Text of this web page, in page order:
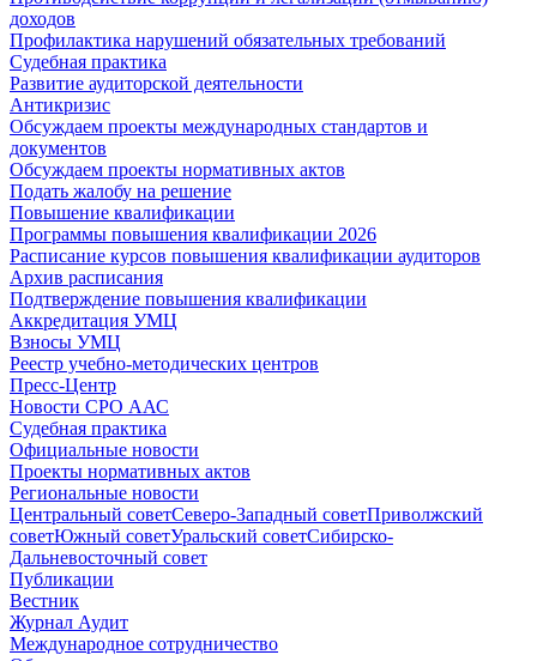
доходов
Профилактика нарушений обязательных требований
Судебная практика
Развитие аудиторской деятельности
Антикризис
Обсуждаем проекты международных стандартов и
документов
Обсуждаем проекты нормативных актов
Подать жалобу на решение
Повышение квалификации
Программы повышения квалификации 2026
Расписание курсов повышения квалификации аудиторов
Архив расписания
Подтверждение повышения квалификации
Аккредитация УМЦ
Взносы УМЦ
Реестр учебно-методических центров
Пресс-Центр
Новости СРО ААС
Судебная практика
Официальные новости
Проекты нормативных актов
Региональные новости
Центральный советСеверо-Западный советПриволжский
советЮжный советУральский советСибирско-
Дальневосточный совет
Публикации
Вестник
Журнал Аудит
Международное сотрудничество